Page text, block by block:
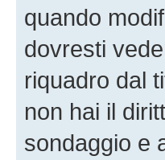
quando
dovresti
riquadro dal
non hai il
sondaggio e